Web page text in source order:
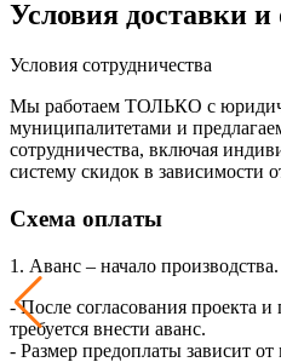
Условия доставки
Условия сотрудничества
Мы работаем ТОЛЬКО с
муниципалитетами и
сотрудничества, включая
систему скидок в зависимости
Схема оплаты
1. Аванс – начало производства.
- После согласования проекта
требуется внести аванс.
- Размер предоплаты зависит от